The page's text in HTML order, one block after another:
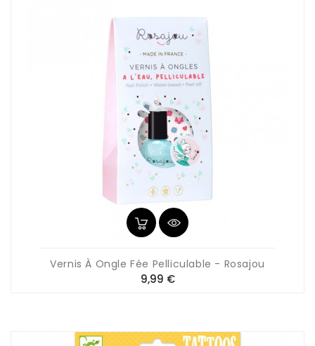
Vernis À Ongle Fée Pelliculable - Rosajou
9,99 €Prix